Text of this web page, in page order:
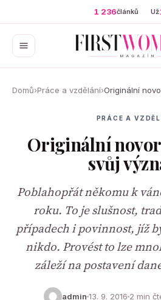
1 236článků Už
Domů›Práce a vzdělání›Originální
PRÁCE A
Originální
svůj
Poblahopřát někomu k
roku. To je slušnost,
případech i povinnost, jíž
nikdo. Provést to lze
záleží na postavení
admin 13. 9. 2016 2 min